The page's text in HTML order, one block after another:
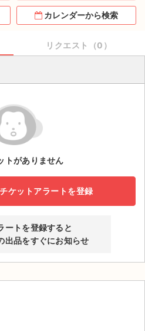
カレンダーから検索
リクエスト（0）
トがありません
ケットアラートを登録
ートを登録すると
出品をすぐにお知らせ